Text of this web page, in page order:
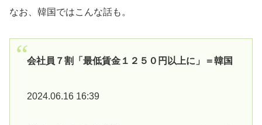
なお、韓国ではこんな話も。
会社員７割「最低賃金１２５０円以上に」＝韓国
2024.06.16 16:39